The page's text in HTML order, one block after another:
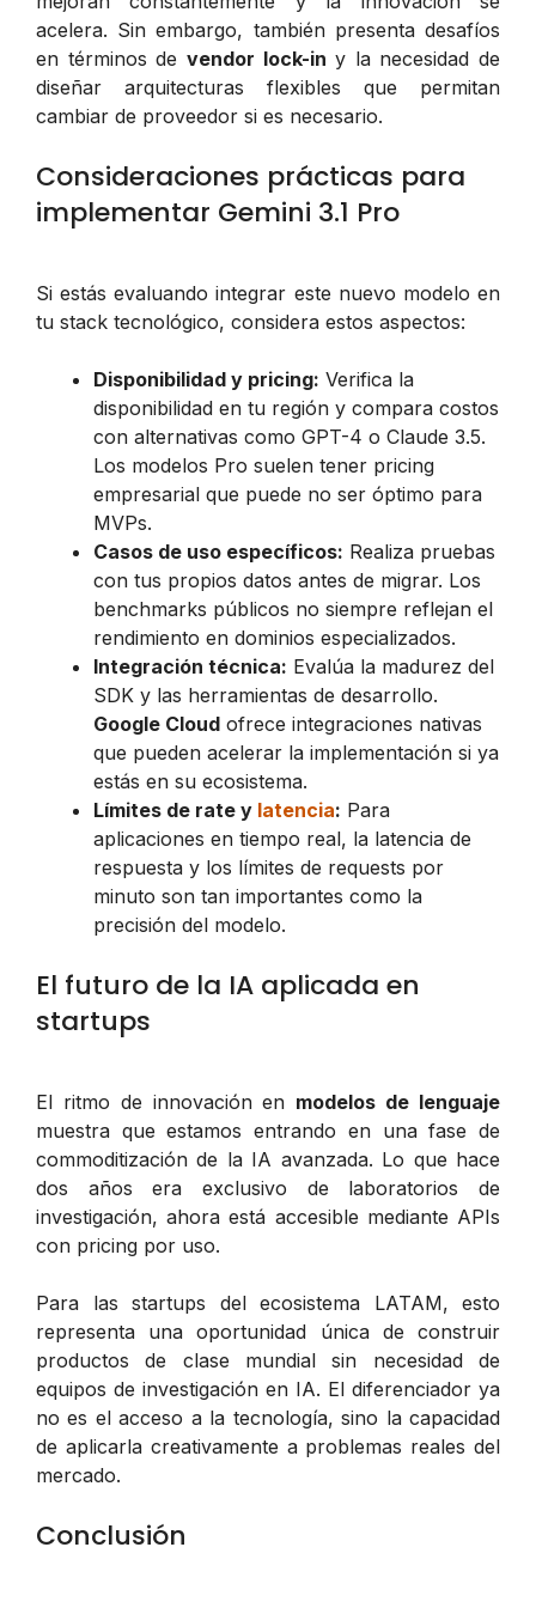
acelera. Sin embargo, también presenta desafíos
en términos de vendor lock-in y la necesidad de
diseñar arquitecturas flexibles que permitan
cambiar de proveedor si es necesario.
Consideraciones prácticas para
implementar Gemini 3.1 Pro
Si estás evaluando integrar este nuevo modelo en
tu stack tecnológico, considera estos aspectos:
Disponibilidad y pricing: Verifica la
disponibilidad en tu región y compara costos
con alternativas como GPT-4 o Claude 3.5.
Los modelos Pro suelen tener pricing
empresarial que puede no ser óptimo para
MVPs.
Casos de uso específicos: Realiza pruebas
con tus propios datos antes de migrar. Los
benchmarks públicos no siempre reflejan el
rendimiento en dominios especializados.
Integración técnica: Evalúa la madurez del
SDK y las herramientas de desarrollo.
Google Cloud ofrece integraciones nativas
que pueden acelerar la implementación si ya
estás en su ecosistema.
Límites de rate y latencia: Para
aplicaciones en tiempo real, la latencia de
respuesta y los límites de requests por
minuto son tan importantes como la
precisión del modelo.
El futuro de la IA aplicada en
startups
El ritmo de innovación en modelos de lenguaje
muestra que estamos entrando en una fase de
commoditización de la IA avanzada. Lo que hace
dos años era exclusivo de laboratorios de
investigación, ahora está accesible mediante APIs
con pricing por uso.
Para las startups del ecosistema LATAM, esto
representa una oportunidad única de construir
productos de clase mundial sin necesidad de
equipos de investigación en IA. El diferenciador ya
no es el acceso a la tecnología, sino la capacidad
de aplicarla creativamente a problemas reales del
mercado.
Conclusión